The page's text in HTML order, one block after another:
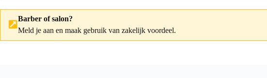
Barber of salon?
Meld je aan en maak gebruik van zakelijk voordeel.